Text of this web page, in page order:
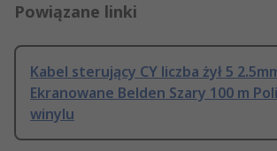
Powiązane linki
Kabel sterujący CY liczba żył 5
Ekranowane Belden Szary 100 m
winylu